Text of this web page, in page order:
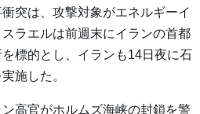
突は、攻撃対象がエネルギーイ
ラエルは前週末にイランの首都
標的とし、イランも14日夜に石
施した。
高官がホルムズ海峡の封鎖を警